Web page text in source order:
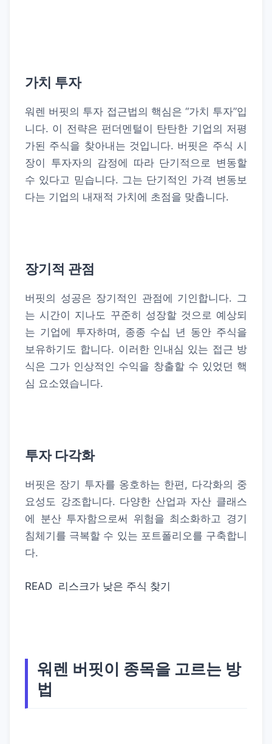
가치 투자
워렌 버핏의 투자 접근법의 핵심은 “가치 투자”입
니다. 이 전략은 펀더멘털이 탄탄한 기업의 저평
가된 주식을 찾아내는 것입니다. 버핏은 주식 시
장이 투자자의 감정에 따라 단기적으로 변동할
수 있다고 믿습니다. 그는 단기적인 가격 변동보
다는 기업의 내재적 가치에 초점을 맞춥니다.
장기적 관점
버핏의 성공은 장기적인 관점에 기인합니다. 그
는 시간이 지나도 꾸준히 성장할 것으로 예상되
는 기업에 투자하며, 종종 수십 년 동안 주식을
보유하기도 합니다. 이러한 인내심 있는 접근 방
식은 그가 인상적인 수익을 창출할 수 있었던 핵
심 요소였습니다.
투자 다각화
버핏은 장기 투자를 옹호하는 한편, 다각화의 중
요성도 강조합니다. 다양한 산업과 자산 클래스
에 분산 투자함으로써 위험을 최소화하고 경기
침체기를 극복할 수 있는 포트폴리오를 구축합니
다.
READ 리스크가 낮은 주식 찾기
워렌 버핏이 종목을 고르는 방
법